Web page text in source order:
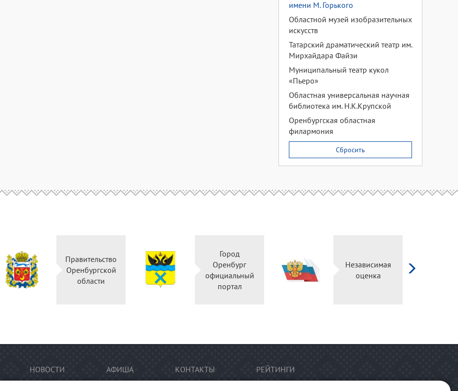
имени М. Горького
Областной музей изобразительных
искусств
Татарский драматический театр им.
Мирхайдара Файзи
Муниципальный театр кукол
«Пьеро»
Областная универсальная научная
библиотека им. Н.К.Крупской
Оренбургская областная
филармония
Сбросить
Правительство
Оренбургской
области
Город
Оренбург
официальный
портал
Независимая
оценка
НОВОСТИ АФИША КОНТАКТЫ РЕЙТИНГИ